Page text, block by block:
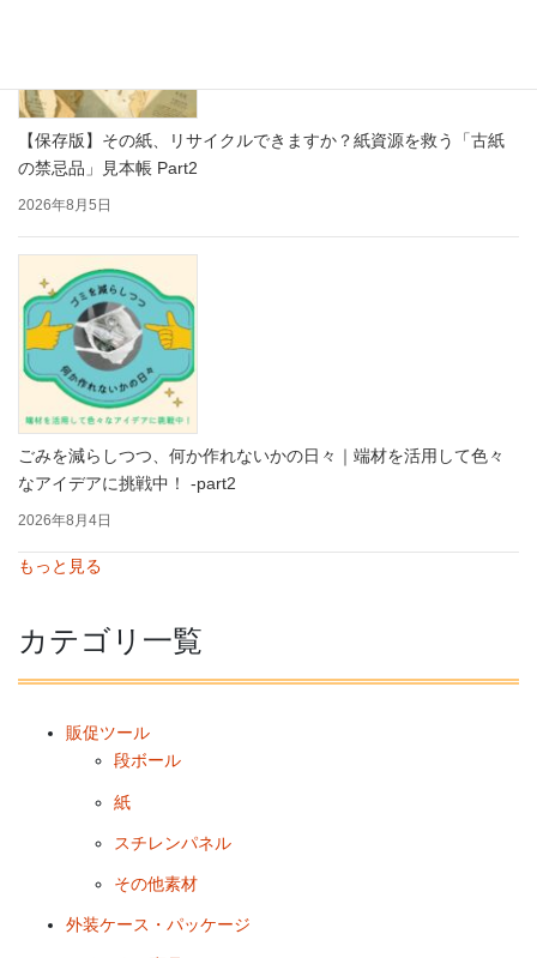
【保存版】その紙、リサイクルできますか？紙資源を救う「古紙
の禁忌品」見本帳 Part2
2026年8月5日
ごみを減らしつつ、何か作れないかの日々｜端材を活用して色々
なアイデアに挑戦中！ -part2
2026年8月4日
もっと見る
カテゴリ一覧
販促ツール
段ボール
紙
スチレンパネル
その他素材
外装ケース・パッケージ